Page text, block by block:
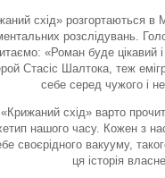
схід» розгортаються в
розслідувань.
«Роман буде
Стасіс Шалтока, теж
себе серед чужого і
схід» варто
нашого часу. Кожен з
своєрідного вакууму,
ця історія